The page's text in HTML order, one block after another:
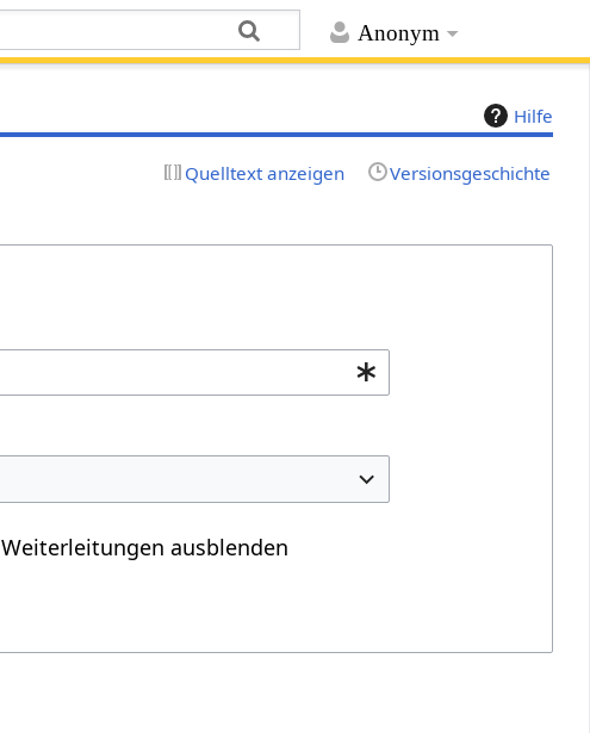
Anonym
Hilfe
Quelltext anzeigen Versionsgeschichte
Weiterleitungen ausblenden